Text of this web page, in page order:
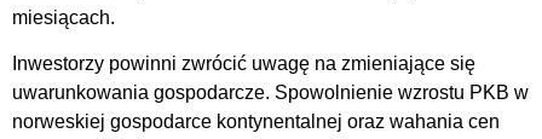
miesiącach.
Inwestorzy powinni zwrócić uwagę na zmieniające się
uwarunkowania gospodarcze. Spowolnienie wzrostu PKB w
norweskiej gospodarce kontynentalnej oraz wahania cen